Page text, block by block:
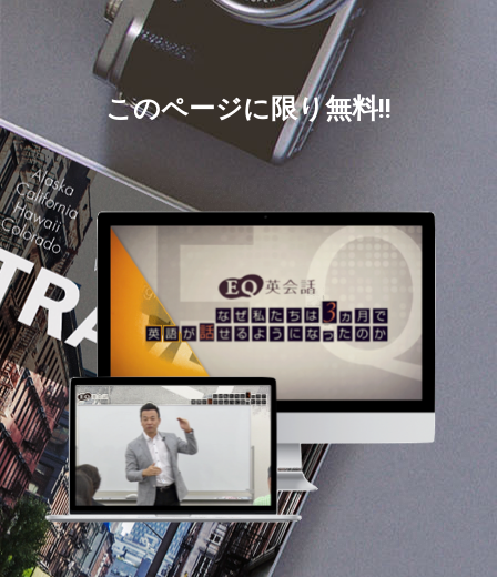
このページに限り無料!!